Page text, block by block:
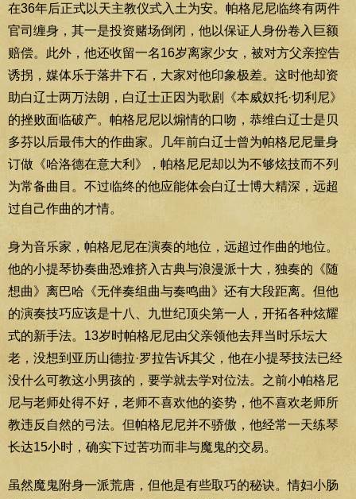
在36年后正式以天主教仪式入土为安。帕格尼尼临终有两件
官司缠身，其一是投资赌场倒闭，他以保证人身份卷入巨额
赔偿。此外，他还收留一名16岁离家少女，被对方父亲控告
诱拐，媒体乐于落井下石，大家对他印象极差。这时他却资
助白辽士两万法朗，白辽士正因为歌剧《本威奴托·切利尼》
的挫败面临破产。帕格尼尼以煽情的口吻，恭维白辽士是贝
多芬以后最伟大的作曲家。几年前白辽士曾为帕格尼尼量身
订做《哈洛德在意大利》，帕格尼尼却以为不够炫技而不列
为常备曲目。不过临终的他应能体会白辽士博大精深，远超
过自己作曲的才情。
身为音乐家，帕格尼尼在演奏的地位，远超过作曲的地位。
他的小提琴协奏曲恐难挤入古典与浪漫派十大，独奏的《随
想曲》离巴哈《无伴奏组曲与奏鸣曲》还有大段距离。但他
的演奏技巧应该是十八、九世纪顶尖第一人，开拓各种炫耀
式的新手法。13岁时帕格尼尼由父亲领他去拜当时乐坛大
老，没想到亚历山德拉·罗拉告诉其父，他在小提琴技法已经
没什么可教这小男孩的，要学就去学对位法。之前小帕格尼
尼与老师处得不好，老师不喜欢他的姿势，他不喜欢老师所
教违反自然的弓法。但帕格尼尼并不骄傲，他经常一天练琴
长达15小时，确实下过苦功而非与魔鬼的交易。
虽然魔鬼附身一派荒唐，但他是有些取巧的秘诀。情妇小肠